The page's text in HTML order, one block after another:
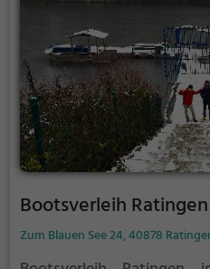
Bootsverleih Ratingen
Zum Blauen See 24, 40878